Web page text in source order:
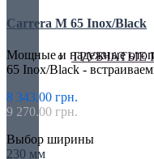
ТРУБЧАТЫЕ
Carrera M 65 Inox/Black
Мощные и надежные
65 Inox/Black -
8 343.00 грн.
9 270.00 грн.
Выбор ширины
230 мм